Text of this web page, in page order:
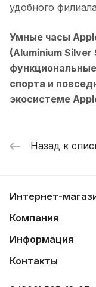
удобного
Умные часы
(Aluminium Silver
спорта и
экосистеме
Назад к
Интернет-
Компания
Информация
Контакты